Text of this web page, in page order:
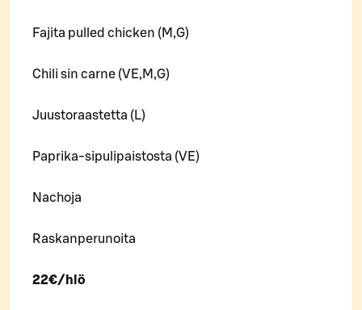
Fajita pulled chicken (M,G)
Chili sin carne (VE,M,G)
Juustoraastetta (L)
Paprika-sipulipaistosta (VE)
Nachoja
Raskanperunoita
22€/hlö